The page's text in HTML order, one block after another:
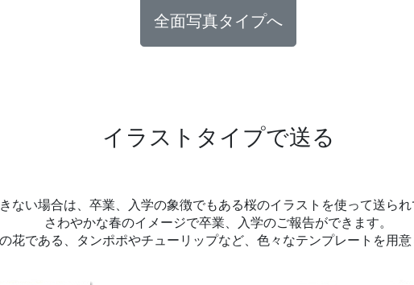
イラストタイプで送る
ない場合は、卒業、入学の象徴でもある桜のイラストを使って送ら
さわやかな春のイメージで卒業、入学のご報告ができます。
花である、タンポポやチューリップなど、色々なテンプレートを用意